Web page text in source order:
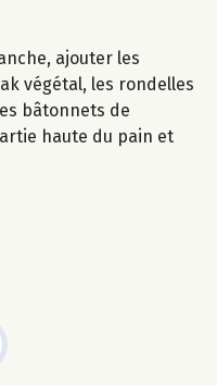
ajouter les
végétal, les rondelles
bâtonnets de
haute du pain et